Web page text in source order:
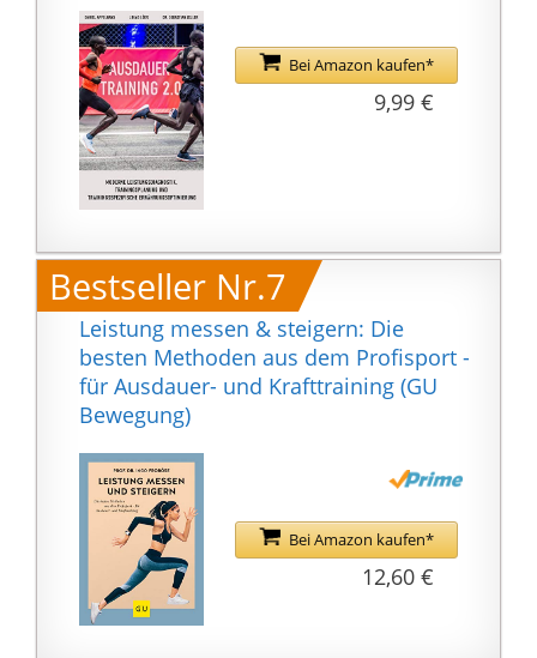
Bei Amazon kaufen*
9,99 €
Bestseller Nr.7
Leistung messen & steigern: Die
besten Methoden aus dem Profisport -
für Ausdauer- und Krafttraining (GU
Bewegung)
Bei Amazon kaufen*
12,60 €